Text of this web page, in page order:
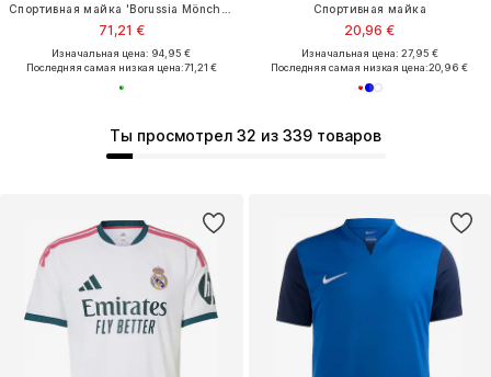
71,21 €
Изначальная цена: 94,95 €
Последняя самая низкая цена:71,21 €
Спортивная майка
20,96 €
Изначальная цена: 27,95 €
Последняя самая низкая цена:20,96 €
Ты просмотрел 32 из 339 товаров